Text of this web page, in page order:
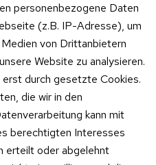
personenbezogene Daten
(z.B. IP-Adresse), um
von Drittanbietern
Website zu analysieren.
durch gesetzte Cookies.
die wir in den
kann mit
berechtigten Interesses
erteilt oder abgelehnt